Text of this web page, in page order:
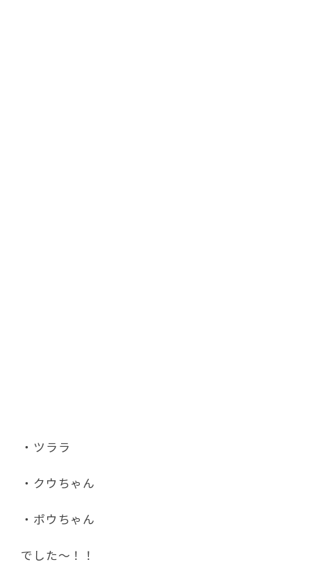
・ツララ
・クウちゃん
・ポウちゃん
でした～！！